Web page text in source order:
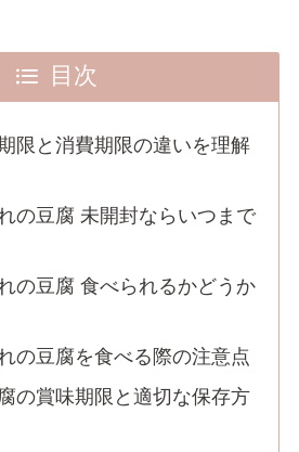
目次
限と消費期限の違いを理解
の豆腐 未開封ならいつまで
の豆腐 食べられるかどうか
の豆腐を食べる際の注意点
の賞味期限と適切な保存方